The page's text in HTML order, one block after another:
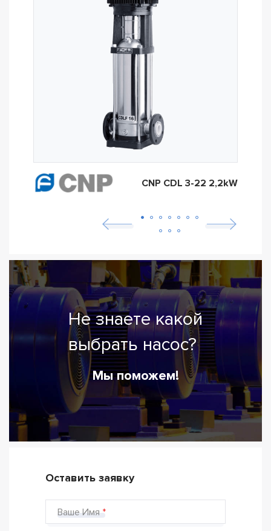
CNP CDL 3-22 2,2kW
Не знаете какой
выбрать насос?
Мы поможем!
Оставить заявку
Ваше Имя